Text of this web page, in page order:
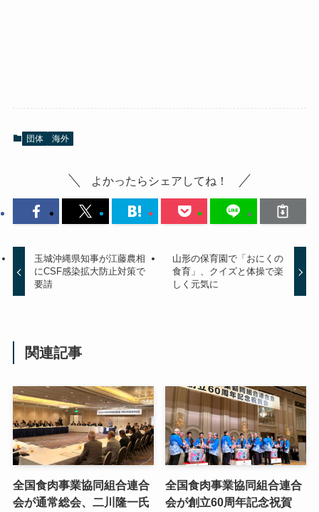
団体 海外
よかったらシェアしてね！
玉城沖縄県知事が江藤農相
にCSF感染拡大防止対策で
要請
山形の保育園で「おにくの
食育」、クイズと体操で楽
しく元気に
関連記事
全国食肉事業協同組合連合
会が通常総会、二川隆一氏
全国食肉事業協同組合連合
会が創立60周年記念祝賀